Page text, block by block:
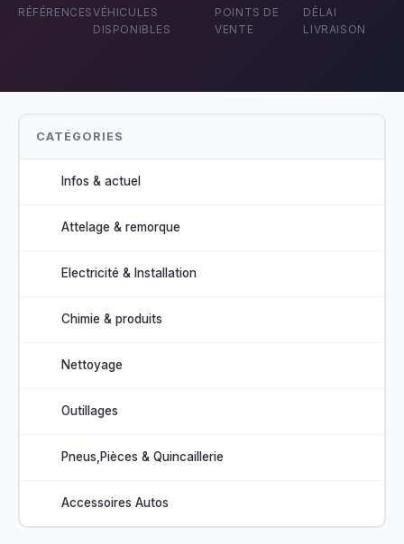
RÉFÉRENCESVÉHICULES
DISPONIBLES
POINTS DE
VENTE
DÉLAI
LIVRAISON
CATÉGORIES
Infos & actuel
Attelage & remorque
Electricité & Installation
Chimie & produits
Nettoyage
Outillages
Pneus,Pièces & Quincaillerie
Accessoires Autos